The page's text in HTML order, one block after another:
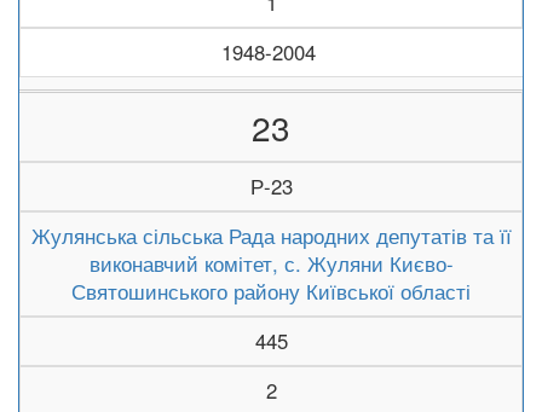
1948-2004
23
Р-23
Жулянська сільська Рада народних депутатів та її
виконавчий комітет, с. Жуляни Києво-
Святошинського району Київської області
445
2